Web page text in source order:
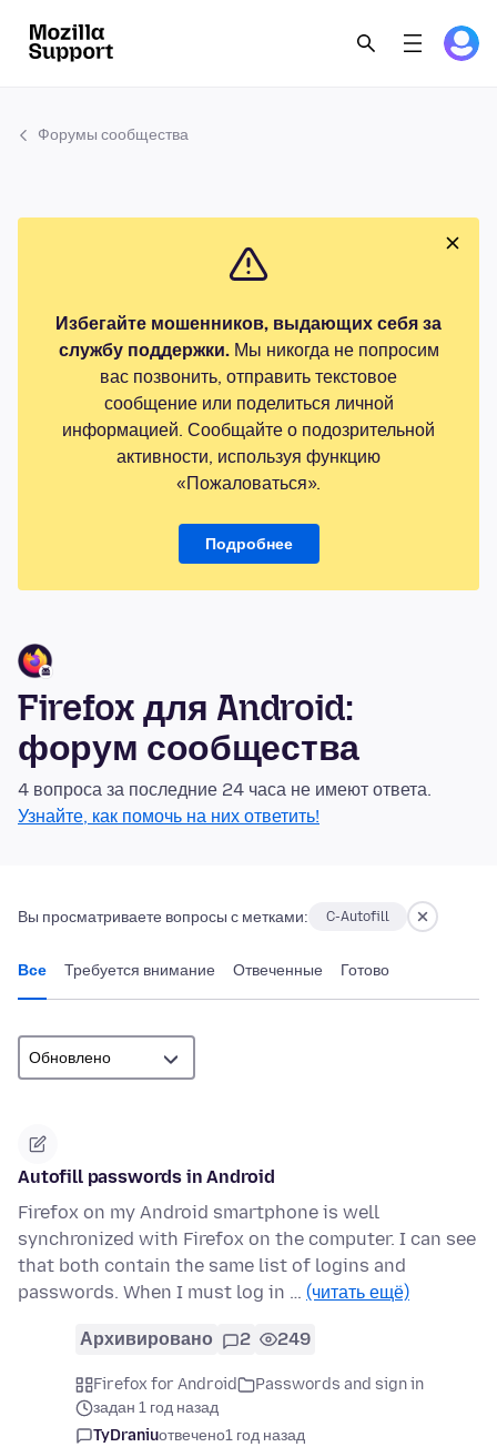
Форумы сообщества
Избегайте мошенников, выдающих себя за
службу поддержки.Мы никогда не попросим
вас позвонить, отправить текстовое
сообщение или поделиться личной
информацией. Сообщайте о подозрительной
активности, используя функцию
«Пожаловаться».
Подробнее
Firefox для Android:
форум сообщества
4 вопроса за последние 24 часа не имеют ответа.
Узнайте, как помочь на них ответить!
Вы просматриваете вопросы с метками: C-Autofill
Все Требуется внимание Отвеченные Готово
Autofill passwords in Android
Firefox on my Android smartphone is well
synchronized with Firefox on the computer. I can see
that both contain the same list of logins and
passwords. When I must log in … (читать ещё)
Архивировано 2 249
Firefox for Android
Passwords and sign in
задан 1 год назад
TyDraniuотвечено1 год назад